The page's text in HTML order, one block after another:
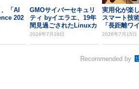
「AI
202
GMOサイバーセキュリ
ティ byイエラエ、19年
間見過ごされたLinuxカ
ーネル...
2026年7月28日
実用化が楽
スマート技
「長距離ワ
電」から「
2026年7月15日
Recommended by